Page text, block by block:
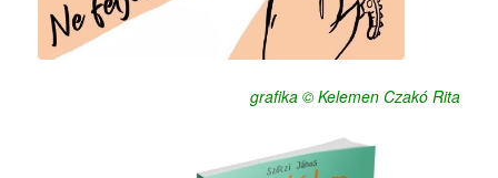
grafika © Kelemen Czakó Rita